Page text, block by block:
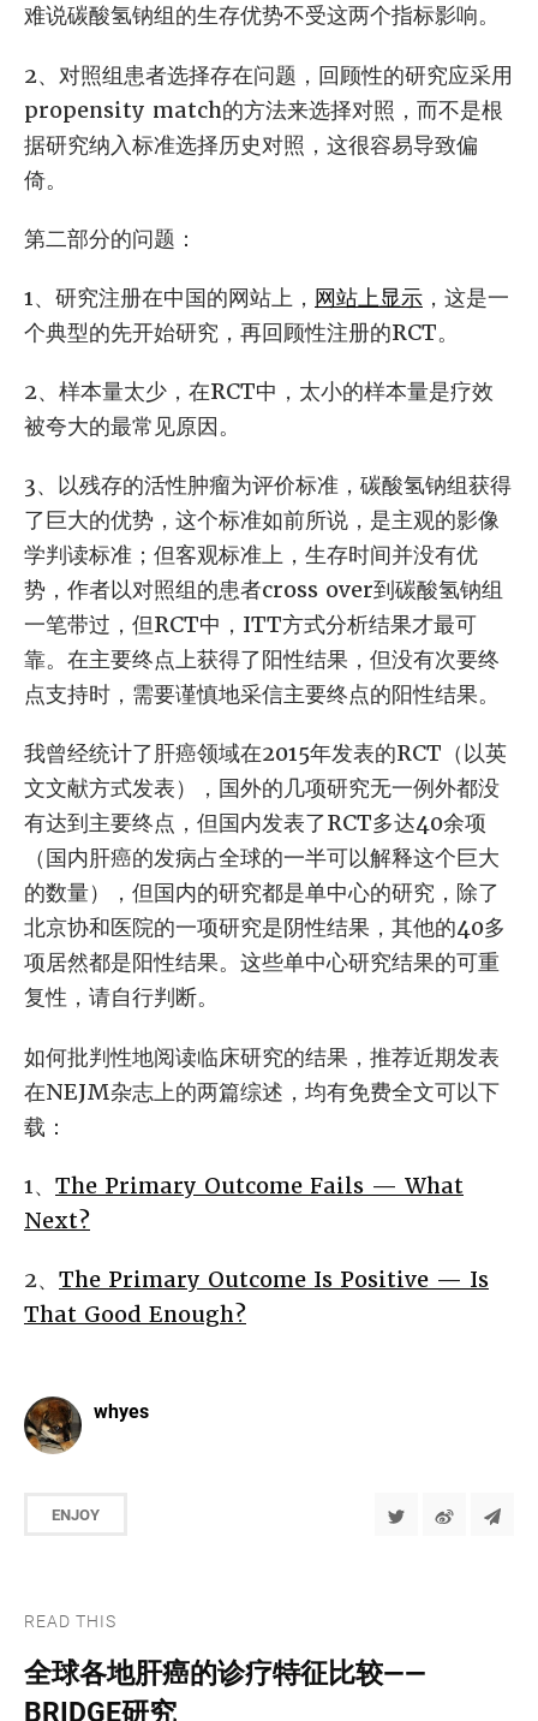
难说碳酸氢钠组的生存优势不受这两个指标影响。
2、对照组患者选择存在问题，回顾性的研究应采用
propensity match的方法来选择对照，而不是根
据研究纳入标准选择历史对照，这很容易导致偏
倚。
第二部分的问题：
1、研究注册在中国的网站上， 网站上显示 ，这是一
个典型的先开始研究，再回顾性注册的RCT。
2、样本量太少，在RCT中，太小的样本量是疗效
被夸大的最常见原因。
3、以残存的活性肿瘤为评价标准，碳酸氢钠组获得
了巨大的优势，这个标准如前所说，是主观的影像
学判读标准；但客观标准上，生存时间并没有优
势，作者以对照组的患者cross over到碳酸氢钠组
一笔带过，但RCT中，ITT方式分析结果才最可
靠。在主要终点上获得了阳性结果，但没有次要终
点支持时，需要谨慎地采信主要终点的阳性结果。
我曾经统计了肝癌领域在2015年发表的RCT（以英
文文献方式发表），国外的几项研究无一例外都没
有达到主要终点，但国内发表了RCT多达40余项
（国内肝癌的发病占全球的一半可以解释这个巨大
的数量），但国内的研究都是单中心的研究，除了
北京协和医院的一项研究是阴性结果，其他的40多
项居然都是阳性结果。这些单中心研究结果的可重
复性，请自行判断。
如何批判性地阅读临床研究的结果，推荐近期发表
在NEJM杂志上的两篇综述，均有免费全文可以下
载：
1、 The Primary Outcome Fails — What
Next?
2、 The Primary Outcome Is Positive — Is
That Good Enough?
whyes
ENJOY
READ THIS
全球各地肝癌的诊疗特征比较——
BRIDGE研究